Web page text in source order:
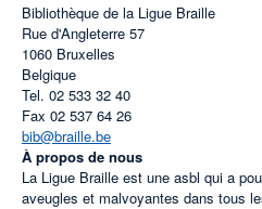
Bibliothèque de la Ligue Braille
Rue d'Angleterre 57
1060 Bruxelles
Belgique
Tel. 02 533 32 40
Fax 02 537 64 26
bib@braille.be
À propos de nous
La Ligue Braille est une asbl qui a
aveugles et malvoyantes dans tous